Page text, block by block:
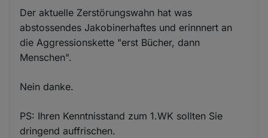
Der aktuelle Zerstörungswahn hat was
abstossendes Jakobinerhaftes und erinnnert an
die Aggressionskette "erst Bücher, dann
Menschen".
Nein danke.
PS: Ihren Kenntnisstand zum 1.WK sollten Sie
dringend auffrischen.